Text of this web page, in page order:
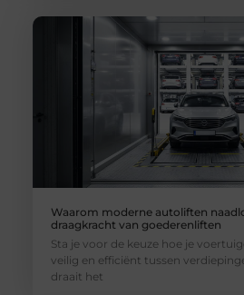
Waarom moderne autoliften
draagkracht van goederenliften
Sta je voor de keuze hoe je
veilig en efficiënt tussen
draait het